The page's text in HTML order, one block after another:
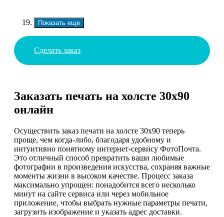
Показать еще
Сделать заказ
Заказать печать на холсте 30х90
онлайн
Осуществить заказ печати на холсте 30х90 теперь
проще, чем когда-либо, благодаря удобному и
интуитивно понятному интернет-сервису ФотоПочта.
Это отличный способ превратить ваши любимые
фотографии в произведения искусства, сохраняя важные
моменты жизни в высоком качестве. Процесс заказа
максимально упрощен: понадобится всего несколько
минут на сайте сервиса или через мобильное
приложение, чтобы выбрать нужные параметры печати,
загрузить изображение и указать адрес доставки.